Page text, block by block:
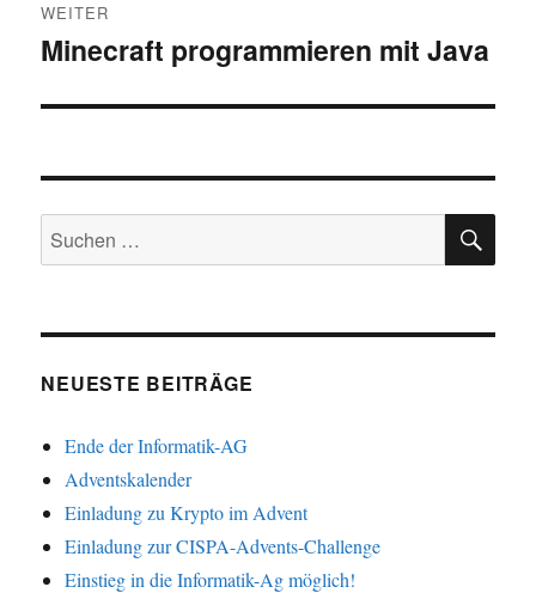
WEITER
Nächster
Minecraft programmieren mit Java
Suchen
nach:
NEUESTE BEITRÄGE
Ende der Informatik-AG
Adventskalender
Einladung zu Krypto im Advent
Einladung zur CISPA-Advents-Challenge
Einstieg in die Informatik-Ag möglich!